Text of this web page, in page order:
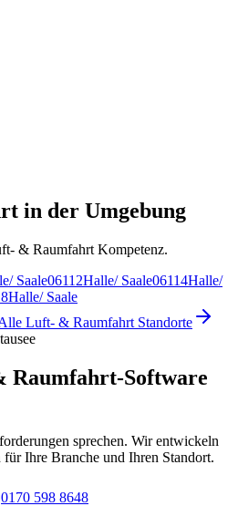
in der Umgebung
& Raumfahrt Kompetenz.
Saale06112Halle/ Saale06114Halle/
Halle/ Saale
Luft- & Raumfahrt Standorte
Software
sprechen. Wir entwickeln
für Ihre Branche und Ihren Standort.
0170 598 8648